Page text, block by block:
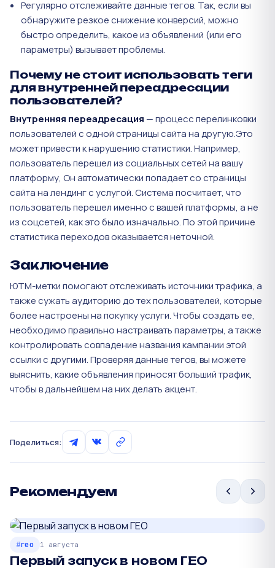
Регулярно отслеживайте данные тегов. Так, если вы
обнаружите резкое снижение конверсий, можно
быстро определить, какое из объявлений (или его
параметры) вызывает проблемы.
Почему не стоит использовать теги
для внутренней переадресации
пользователей?
Внутренняя переадресация — процесс перелинковки
пользователей с одной страницы сайта на другую.Это
может привести к нарушению статистики. Например,
пользователь перешел из социальных сетей на вашу
платформу, Он автоматически попадает со страницы
сайта на лендинг с услугой. Система посчитает, что
пользователь перешел именно с вашей платформы, а не
из соцсетей, как это было изначально. По этой причине
статистика переходов оказывается неточной.
Заключение
ЮТМ-метки помогают отслеживать источники трафика, а
также сужать аудиторию до тех пользователей, которые
более настроены на покупку услуги. Чтобы создать ее,
необходимо правильно настраивать параметры, а также
контролировать совпадение названия кампании этой
ссылки с другими. Проверяя данные тегов, вы можете
выяснить, какие объявления приносят больший трафик,
чтобы в дальнейшем на них делать акцент.
Поделиться:
Рекомендуем
гео 1 августа
Первый запуск в новом ГЕО